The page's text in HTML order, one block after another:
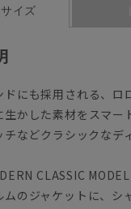
イズ
ドにも採用される、
生かした素材をスマ
などクラシックなデ
CLASSIC MODEL
ムのジャケットに、